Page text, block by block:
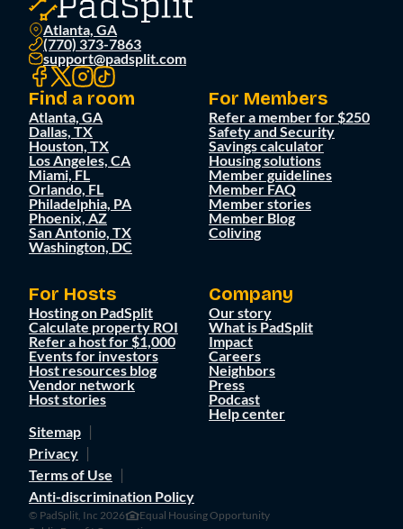
Atlanta, GA
(770) 373-7863
support@padsplit.com
Find a room
Atlanta, GA
Dallas, TX
Houston, TX
Los Angeles, CA
Miami, FL
Orlando, FL
Philadelphia, PA
Phoenix, AZ
San Antonio, TX
Washington, DC
For Members
Refer a member for $250
Safety and Security
Savings calculator
Housing solutions
Member guidelines
Member FAQ
Member stories
Member Blog
Coliving
For Hosts
Hosting on PadSplit
Calculate property ROI
Refer a host for $1,000
Events for investors
Host resources blog
Vendor network
Host stories
Company
Our story
What is PadSplit
Impact
Careers
Neighbors
Press
Podcast
Help center
Sitemap
Privacy
Terms of Use
Anti-discrimination Policy
© PadSplit, Inc 2026
Equal Housing Opportunity